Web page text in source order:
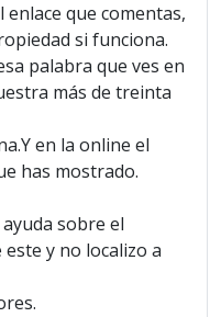
que comentas,
si funciona.
palabra que ves en
más de treinta
en la online el
has mostrado.
sobre el
y no localizo a